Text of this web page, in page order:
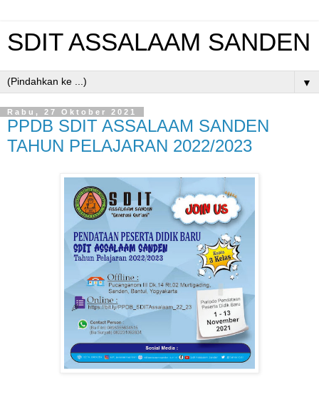
SDIT ASSALAAM SANDEN
▼
Rabu, 27 Oktober 2021
PPDB SDIT ASSALAAM SANDEN
TAHUN PELAJARAN 2022/2023